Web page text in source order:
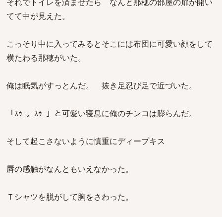
てて中が見えた。
こっそり中に入ってみるとそこには布団に可愛い顔をして
横たわる那穂がいた。
俺は眠気がすっとんだ。 抜き足忍び足で近づいた。
「ｽｩｰ。ｽｩｰ」と可愛い寝息に俺のチンコは膨らんだ。
そして起こさないように慎重にディープキス
唇の感触がなんともいえなかった。
Ｔシャツを脱がして胸をさわった。